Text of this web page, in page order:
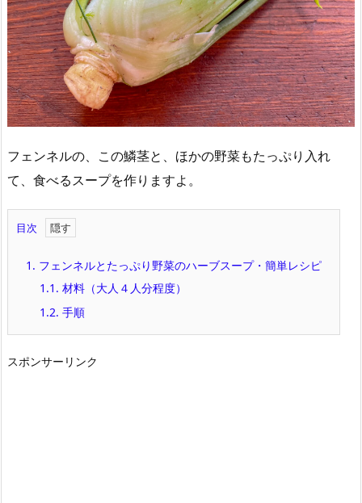
フェンネルの、この鱗茎と、ほかの野菜もたっぷり入れ
て、食べるスープを作りますよ。
目次
1. フェンネルとたっぷり野菜のハーブスープ・簡単レシピ
1.1. 材料（大人４人分程度）
1.2. 手順
スポンサーリンク